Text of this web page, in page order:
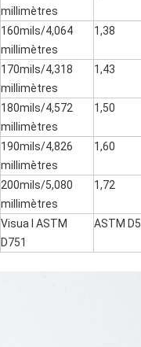
millimètres
160mils/4,064
millimètres
1,38
170mils/4,318
millimètres
1,43
180mils/4,572
millimètres
1,50
190mils/4,826
millimètres
1,60
200mils/5,080
millimètres
1,72
Visua l ASTM
D751
ASTM